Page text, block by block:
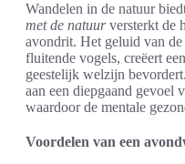
Wandelen in de natuur
met de natuurversterkt de
avondrit. Het geluid van de
fluitende vogels, creëert
geestelijk welzijn
aan een diepgaand gevoel
waardoor de mentale
Voordelen van een